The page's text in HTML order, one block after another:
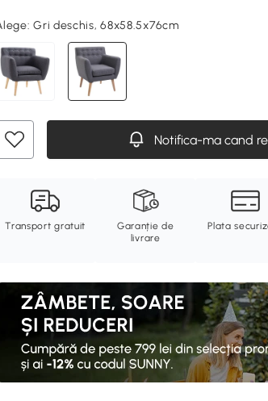
Gri deschis, 68x58.5x76cm
Notifica-ma cand
Transport gratuit
Garanție de
livrare
Plata